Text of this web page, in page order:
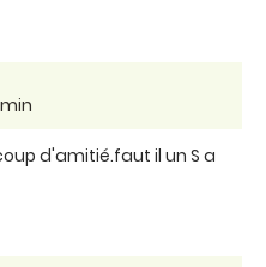
d'amitié.faut il un S a